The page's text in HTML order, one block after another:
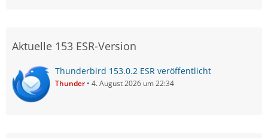
Aktuelle 153 ESR-Version
Thunderbird 153.0.2 ESR veröffentlicht
Thunder 4. August 2026 um 22:34